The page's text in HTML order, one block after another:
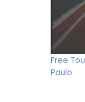
Free
Paulo